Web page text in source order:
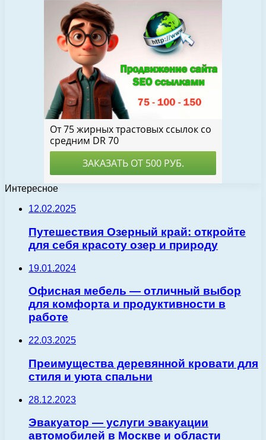
Интересное
12.02.2025
Путешествия Озерный край: откройте
для себя красоту озер и природу
19.01.2024
Офисная мебель — отличный выбор
для комфорта и продуктивности в
работе
22.03.2025
Преимущества деревянной кровати для
стиля и уюта спальни
28.12.2023
Эвакуатор — услуги эвакуации
автомобилей в Москве и области